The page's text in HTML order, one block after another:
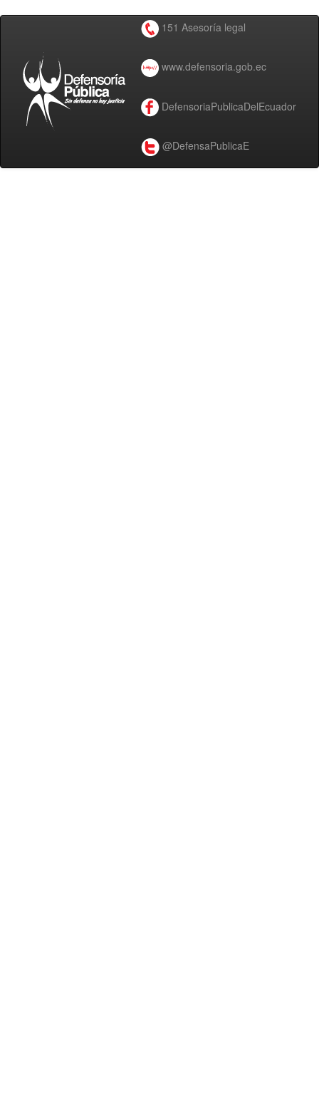
151 Asesoría legal
www.defensoria.gob.ec
DefensoriaPublicaDelEcuador
@DefensaPublicaE